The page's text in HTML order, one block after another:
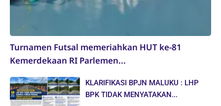
Turnamen Futsal memeriahkan HUT ke-81
Kemerdekaan RI Parlemen...
KLARIFIKASI BPJN MALUKU : LHP
BPK TIDAK MENYATAKAN...